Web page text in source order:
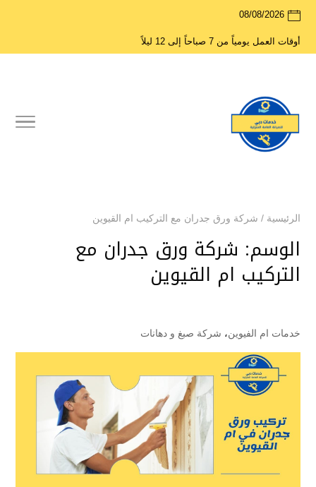
08/08/2026
أوقات العمل يومياً من 7 صباحاً إلى 12 ليلاً
الرئيسية / شركة ورق جدران مع التركيب ام القيوين
الوسم: شركة ورق جدران مع
التركيب ام القيوين
خدمات ام الفيوين، شركة صبغ و دهانات